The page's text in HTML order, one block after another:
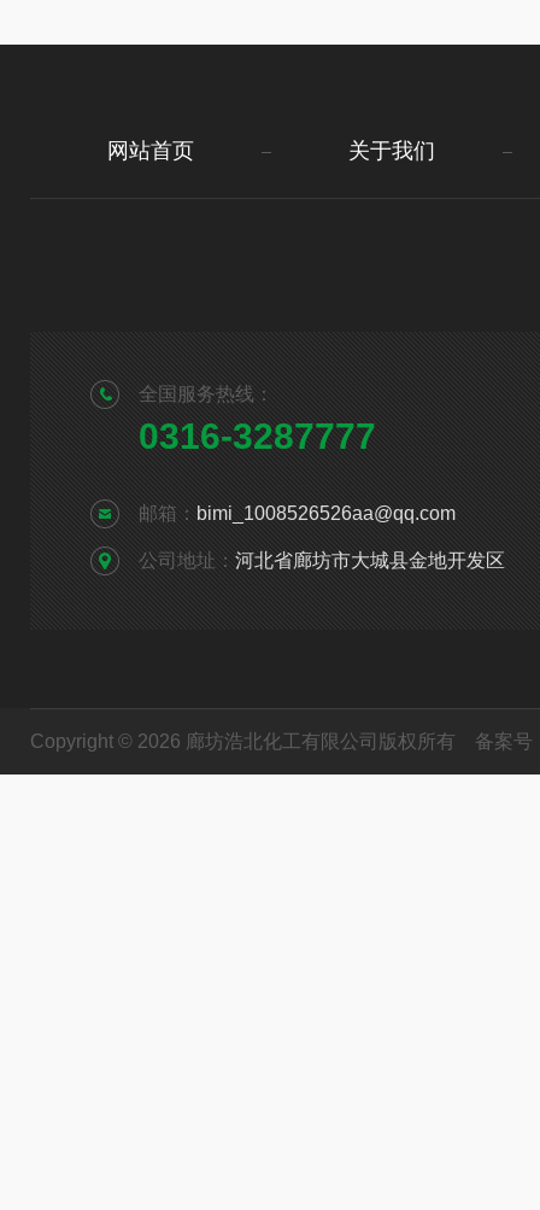
网站首页 关于我们
全国服务热线：
0316-3287777
邮箱： bimi_1008526526aa@qq.com
公司地址： 河北省廊坊市大城县金地开发区
Copyright © 2026 廊坊浩北化工有限公司版权所有 备案号